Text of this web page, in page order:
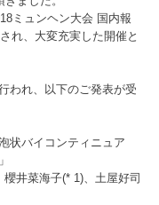
ミュンヘン大会 国内報
れ、大変充実した開催と
われ、以下のご発表が受
状バイコンティニュア
井菜海子(* 1)、土屋好司